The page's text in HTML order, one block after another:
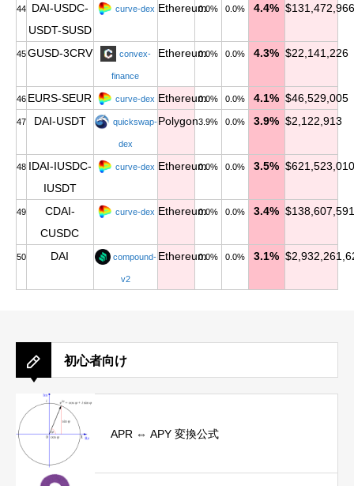
44
DAI-USDC-
USDT-SUSD
curve-dex Ethereum0.0% 0.0% 4.4% $131,472,966
45GUSD-3CRV convex-
finance
Ethereum0.0% 0.0% 4.3% $22,141,226
46 EURS-SEUR curve-dex Ethereum0.0% 0.0% 4.1% $46,529,005
47 DAI-USDT quickswap-
dex
Polygon3.9% 0.0% 3.9% $2,122,913
48 IDAI-IUSDC-
IUSDT
curve-dex Ethereum0.0% 0.0% 3.5% $621,523,010
49
CDAI-
CUSDC
curve-dex Ethereum0.0% 0.0% 3.4% $138,607,591
50 DAI compound-
v2
Ethereum0.0% 0.0% 3.1%
初心者向け
APR ⇔ APY 変換公式